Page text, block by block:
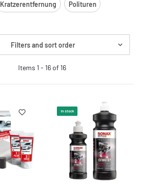
Kratzerentfernung Polituren
Filters and sort order
Items 1 - 16 of 16
In stock